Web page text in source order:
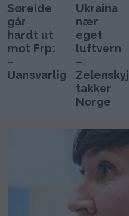
Søreide
går
hardt ut
mot Frp:
–
Uansvarlig
Ukraina
nær
eget
luftvern
–
Zelenskyj
takker
Norge